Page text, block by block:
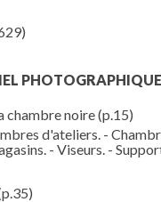
PHOTOGRAPHIQUE
chambre noire(p.15)
d'ateliers. -
- Viseurs. -